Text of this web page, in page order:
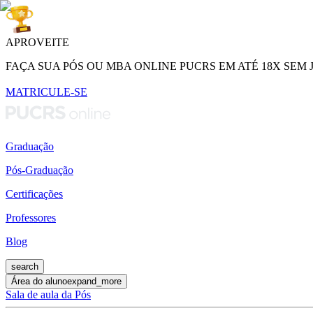
APROVEITE
FAÇA SUA PÓS OU MBA ONLINE PUCRS EM ATÉ 18X SEM
MATRICULE-SE
Graduação
Pós-Graduação
Certificações
Professores
Blog
search
Área do alunoexpand_more
Sala de aula da Pós